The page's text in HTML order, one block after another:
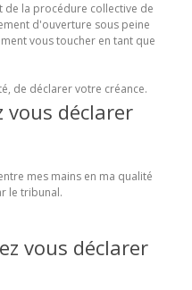
la procédure collective de
d'ouverture sous peine
vous toucher en tant que
de déclarer votre créance.
vous déclarer
mes mains en ma qualité
le tribunal.
vous déclarer